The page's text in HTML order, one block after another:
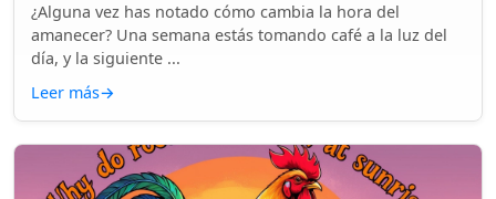
¿Alguna vez has notado cómo cambia la hora del
amanecer? Una semana estás tomando café a la luz del
día, y la siguiente ...
Leer más→